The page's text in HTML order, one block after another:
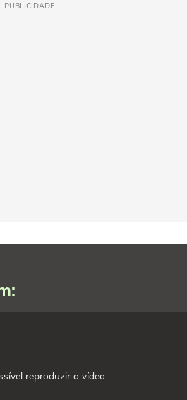
PUBLICIDADE
reproduzir o vídeo